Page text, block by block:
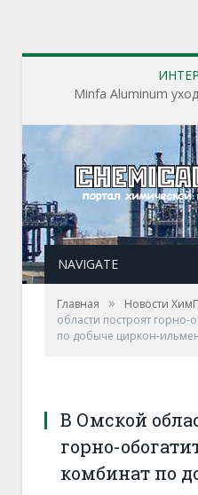
Minfa Aluminum
NAVIGATE
Главная » Новости
области построят
по добыче циркон-
В Омской
горно-
комбинат по